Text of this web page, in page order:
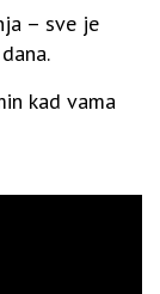
– sve je
kad vama